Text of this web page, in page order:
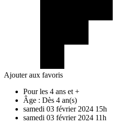
Ajouter aux favoris
Pour les 4 ans et +
Âge : Dès 4 an(s)
samedi 03 février 2024 15h
samedi 03 février 2024 11h